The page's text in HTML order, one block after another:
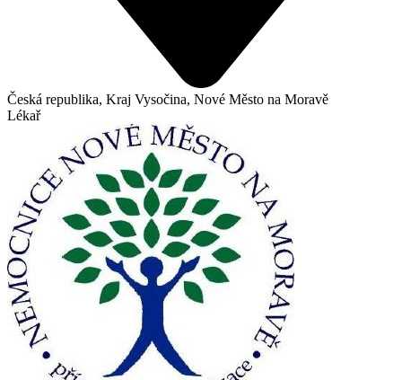
Česká republika, Kraj Vysočina, Nové Město na Moravě
Lékař